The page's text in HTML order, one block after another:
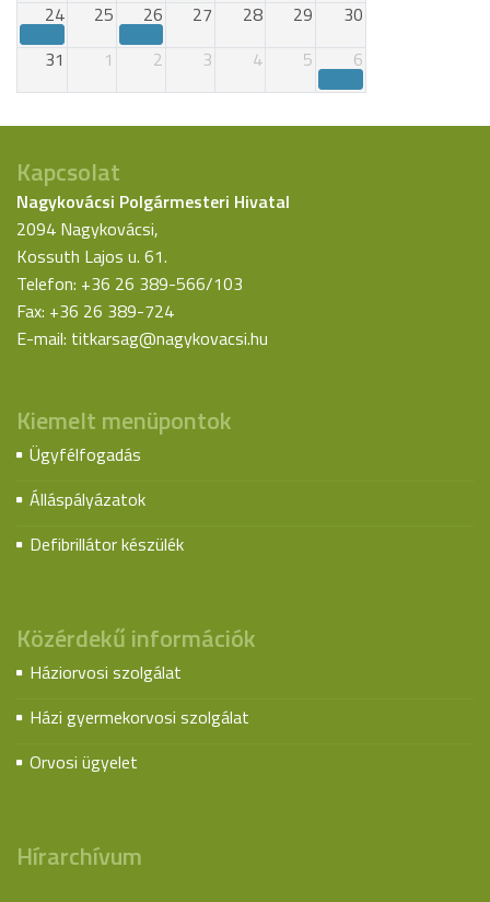
24
25 26 27 28 29
30
31
1 2 3 4 5 6
Kapcsolat
Nagykovácsi Polgármesteri Hivatal
2094 Nagykovácsi,
Kossuth Lajos u. 61.
Telefon: +36 26 389-566/103
Fax: +36 26 389-724
E-mail: titkarsag@nagykovacsi.hu
Kiemelt menüpontok
Ügyfélfogadás
Álláspályázatok
Defibrillátor készülék
Közérdekű információk
Háziorvosi szolgálat
Házi gyermekorvosi szolgálat
Orvosi ügyelet
Hírarchívum